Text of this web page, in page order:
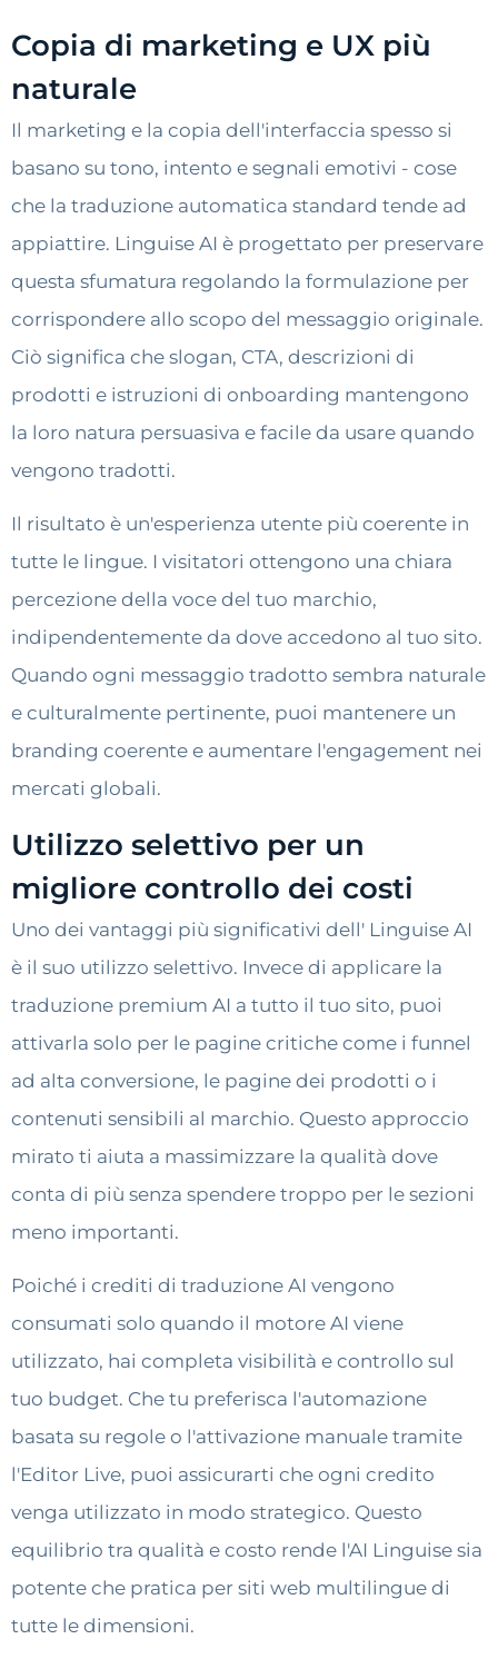
Copia di marketing e UX più
naturale
Il marketing e la copia dell'interfaccia spesso si
basano su tono, intento e segnali emotivi - cose
che la traduzione automatica standard tende ad
appiattire. Linguise AI è progettato per preservare
questa sfumatura regolando la formulazione per
corrispondere allo scopo del messaggio originale.
Ciò significa che slogan, CTA, descrizioni di
prodotti e istruzioni di onboarding mantengono
la loro natura persuasiva e facile da usare quando
vengono tradotti.
Il risultato è un'esperienza utente più coerente in
tutte le lingue. I visitatori ottengono una chiara
percezione della voce del tuo marchio,
indipendentemente da dove accedono al tuo sito.
Quando ogni messaggio tradotto sembra naturale
e culturalmente pertinente, puoi mantenere un
branding coerente e aumentare l'engagement nei
mercati globali.
Utilizzo selettivo per un
migliore controllo dei costi
Uno dei vantaggi più significativi dell' Linguise AI
è il suo utilizzo selettivo. Invece di applicare la
traduzione premium AI a tutto il tuo sito, puoi
attivarla solo per le pagine critiche come i funnel
ad alta conversione, le pagine dei prodotti o i
contenuti sensibili al marchio. Questo approccio
mirato ti aiuta a massimizzare la qualità dove
conta di più senza spendere troppo per le sezioni
meno importanti.
Poiché i crediti di traduzione AI vengono
consumati solo quando il motore AI viene
utilizzato, hai completa visibilità e controllo sul
tuo budget. Che tu preferisca l'automazione
basata su regole o l'attivazione manuale tramite
l'Editor Live, puoi assicurarti che ogni credito
venga utilizzato in modo strategico. Questo
equilibrio tra qualità e costo rende l'AI Linguise sia
potente che pratica per siti web multilingue di
tutte le dimensioni.